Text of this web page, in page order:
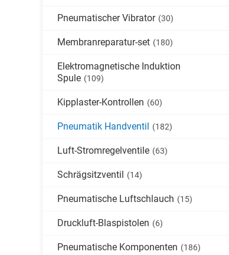
Pneumatischer Vibrator (30)
Membranreparatur-set (180)
Elektromagnetische Induktion
Spule (109)
Kipplaster-Kontrollen (60)
Pneumatik Handventil (182)
Luft-Stromregelventile (63)
Schrägsitzventil (14)
Pneumatische Luftschlauch (15)
Druckluft-Blaspistolen (6)
Pneumatische Komponenten (186)